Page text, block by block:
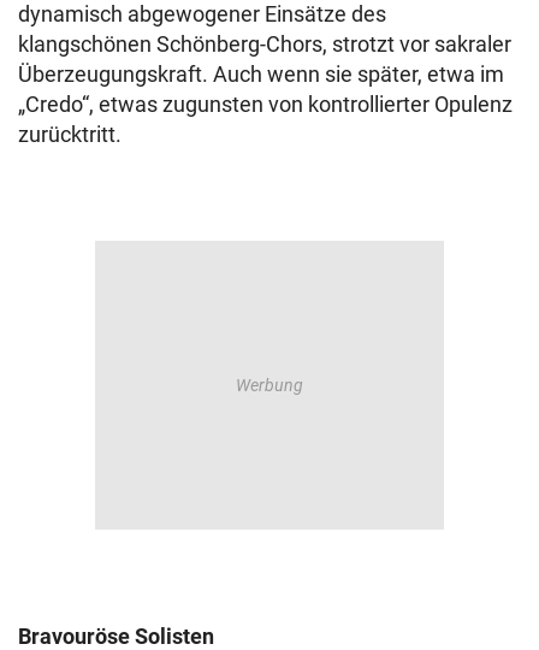
dynamisch abgewogener Einsätze des
klangschönen Schönberg-Chors, strotzt vor sakraler
Überzeugungskraft. Auch wenn sie später, etwa im
„Credo“, etwas zugunsten von kontrollierter Opulenz
zurücktritt.
Bravouröse Solisten